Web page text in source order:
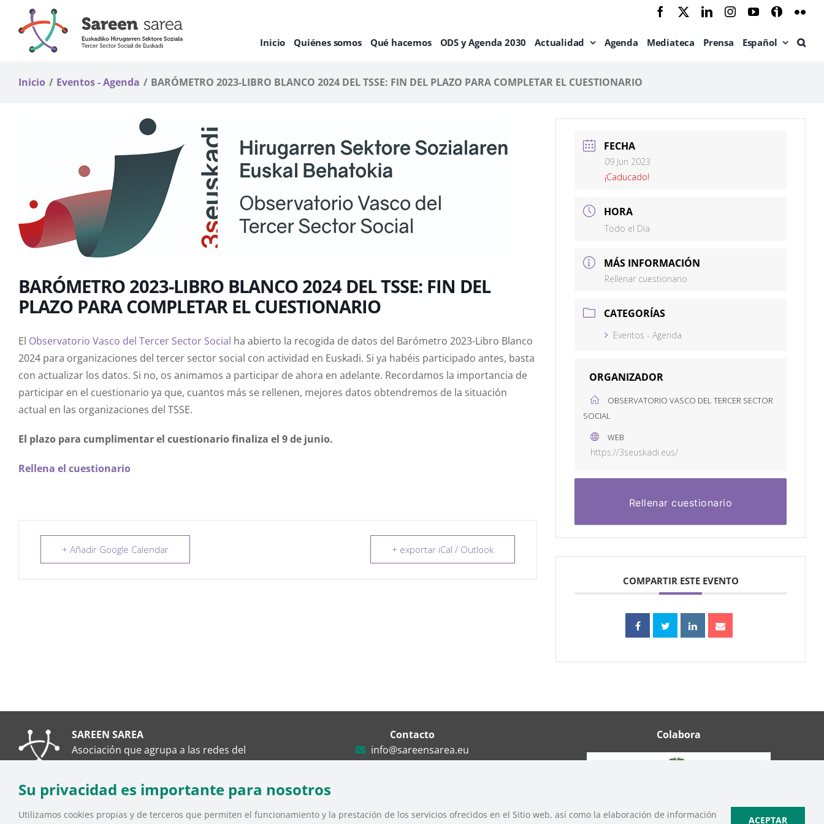
contenido
Facebook LinkedInInstagramYouTube
Ivoox
Inicio Quiénes somos Qué hacemos ODS y Agenda 2030 Actualidad Agenda Mediateca Prensa Español
Inicio Eventos - Agenda BARÓMETRO 2023-LIBRO BLANCO 2024 DEL TSSE: FIN DEL PLAZO PARA COMPLETAR EL CUESTIONARIO
BARÓMETRO 2023-LIBRO BLANCO 2024 DEL TSSE: FIN DEL
PLAZO PARA COMPLETAR EL CUESTIONARIO
El Observatorio Vasco del Tercer Sector Social ha abierto la recogida de datos del Barómetro 2023-Libro Blanco
2024 para organizaciones del tercer sector social con actividad en Euskadi. Si ya habéis participado antes, basta
con actualizar los datos. Si no, os animamos a participar de ahora en adelante. Recordamos la importancia de
participar en el cuestionario ya que, cuantos más se rellenen, mejores datos obtendremos de la situación
actual en las organizaciones del TSSE.
El plazo para cumplimentar el cuestionario finaliza el 9 de junio.
Rellena el cuestionario
+ Añadir Google Calendar + exportar iCal / Outlook
FECHA
09 Jun 2023
¡Caducado!
HORA
Todo el Día
MÁS INFORMACIÓN
Rellenar cuestionario
CATEGORÍAS
Eventos - Agenda
ORGANIZADOR
OBSERVATORIO VASCO DEL TERCER SECTOR
SOCIAL
WEB
https://3seuskadi.eus/
Rellenar cuestionario
COMPARTIR ESTE EVENTO
SAREEN SAREA
Asociación que agrupa a las redes del
Contacto
info@sareensarea.eu
Colabora
Su privacidad es importante para nosotros
Utilizamos cookies propias y de terceros que permiten el funcionamiento y la prestación de los servicios ofrecidos en el Sitio web, así como la elaboración de información
ACEPTAR